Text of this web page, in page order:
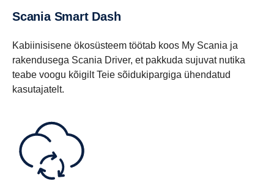
Scania Smart Dash
Kabiinisisene ökosüsteem töötab koos My Scania ja
rakendusega Scania Driver, et pakkuda sujuvat nutika
teabe voogu kõigilt Teie sõidukipargiga ühendatud
kasutajatelt.